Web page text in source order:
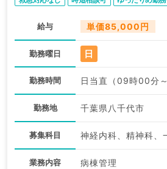
給与 単価85,000円
勤務曜日 日
勤務時間
勤務地 千葉県八千代市
募集科目
業務内容 病棟管理